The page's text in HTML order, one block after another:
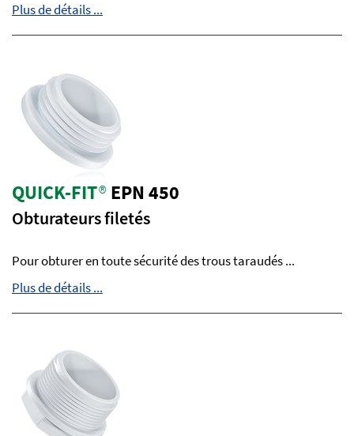
Plus de détails ...
QUICK-FIT®EPN 450
Obturateurs filetés
Pour obturer en toute sécurité des trous taraudés ...
Plus de détails ...